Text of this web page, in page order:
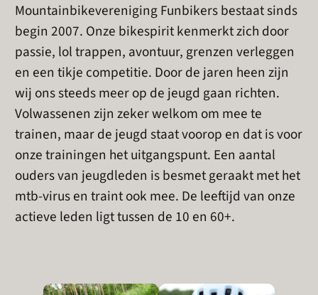
Mountainbikevereniging Funbikers bestaat sinds
begin 2007. Onze bikespirit kenmerkt zich door
passie, lol trappen, avontuur, grenzen verleggen
en een tikje competitie. Door de jaren heen zijn
wij ons steeds meer op de jeugd gaan richten.
Volwassenen zijn zeker welkom om mee te
trainen, maar de jeugd staat voorop en dat is voor
onze trainingen het uitgangspunt. Een aantal
ouders van jeugdleden is besmet geraakt met het
mtb-virus en traint ook mee. De leeftijd van onze
actieve leden ligt tussen de 10 en 60+.